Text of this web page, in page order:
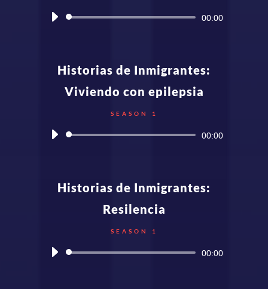
Audio
00:00
Historias de Inmigrantes:
Viviendo con epilepsia
SEASON 1
Audio
00:00
Historias de Inmigrantes:
Resilencia
SEASON 1
Audio
00:00